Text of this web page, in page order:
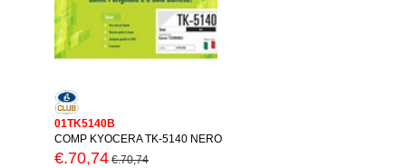
01TK5140B
COMP KYOCERA TK-5140 NERO
€.70,74 €.70,74